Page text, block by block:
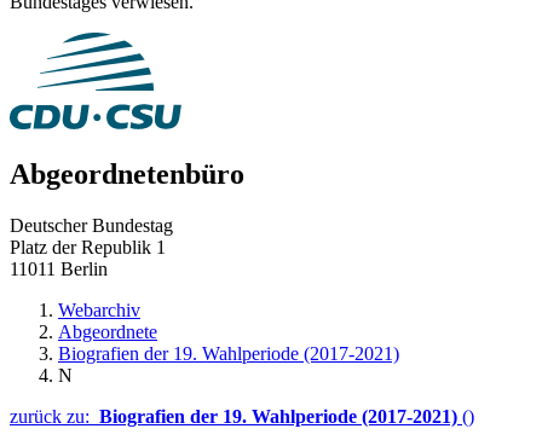
Abgeordnetenbüro
Deutscher Bundestag
Platz der Republik 1
11011 Berlin
Webarchiv
Abgeordnete
Biografien der 19. Wahlperiode (2017-2021)
N
zurück zu: Biografien der 19. Wahlperiode (2017-2021) ()